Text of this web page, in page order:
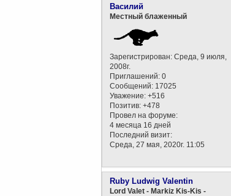
Василий
Местный блаженный
Зарегистрирован: Среда, 9 июля,
2008г.
Приглашений: 0
Сообщений: 17025
Уважение: +516
Позитив: +478
Провел на форуме:
4 месяца 16 дней
Последний визит:
Среда, 27 мая, 2020г. 11:05
Ruby Ludwig Valentin
Lord Valet - Markiz Kis-Kis -